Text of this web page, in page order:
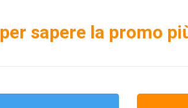
per sapere la promo